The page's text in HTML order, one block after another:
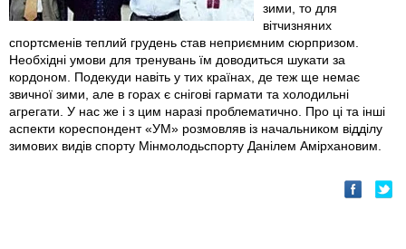
зими, то для
вітчизняних
спортсменів теплий грудень став неприємним сюрпризом.
Необхідні умови для тренувань їм доводиться шукати за
кордоном. Подекуди навіть у тих країнах, де теж ще немає
звичної зими, але в горах є снігові гармати та холодильні
агрегати. У нас же і з цим наразі проблематично. Про ці та інші
аспекти кореспондент «УМ» розмовляв із начальником відділу
зимових видів спорту Мінмолодьспорту Данілем Амірхановим.